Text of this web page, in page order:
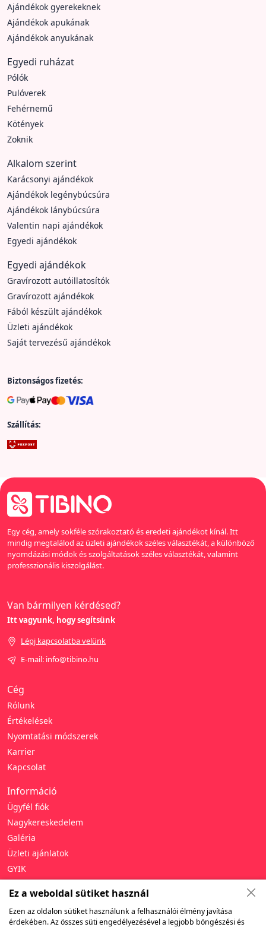
Ajándékok gyerekeknek
Ajándékok apukának
Ajándékok anyukának
Egyedi ruházat
Pólók
Pulóverek
Fehérnemű
Kötények
Zoknik
Alkalom szerint
Karácsonyi ajándékok
Ajándékok legénybúcsúra
Ajándékok lánybúcsúra
Valentin napi ajándékok
Egyedi ajándékok
Egyedi ajándékok
Gravírozott autóillatosítók
Gravírozott ajándékok
Fából készült ajándékok
Üzleti ajándékok
Saját tervezésű ajándékok
Biztonságos fizetés:
Szállítás:
Egy cég, amely sokféle szórakoztató és eredeti ajándékot kínál. Itt
mindig megtalálod az üzleti ajándékok széles választékát, a különböző
nyomdázási módok és szolgáltatások széles választékát, valamint
professzionális kiszolgálást.
Cég
Rólunk
Értékelések
Nyomtatási módszerek
Karrier
Kapcsolat
Információ
Ügyfél fiók
Nagykereskedelem
Galéria
Üzleti ajánlatok
GYIK
Támogatás
Adatvédelmi irányelvek
Általános szerződési feltételek
Van bármilyen kérdésed?
Itt vagyunk, hogy segítsünk
Lépj kapcsolatba velünk
E-mail: info@tibino.hu
Ez a weboldal sütiket használ
Ezen az oldalon sütiket használunk a felhasználói élmény javítása
érdekében. Az összes süti engedélyezésével a legjobb böngészési és